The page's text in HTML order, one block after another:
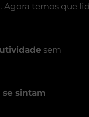
Agora temos que
sem
sintam